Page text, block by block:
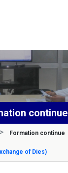
continue
Formation continue
of Dies)